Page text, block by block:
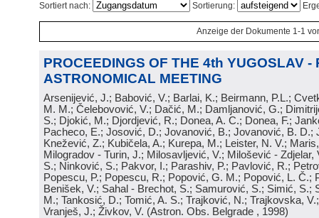
Sortiert nach: Sortierung:
Anzeige der Dokumente 1-1
PROCEEDINGS OF THE 4th YUGOSLAV -
ASTRONOMICAL MEETING
Arsenijević, J.; Babović, V.; Barlai, K.; Beirmann, P.L.;
M. M.; Čelebovović, V.; Dačić, M.; Damljanović, G.;
S.; Djokić, M.; Djordjević, R.; Donea, A. C.; Donea, F.;
Pacheco, E.; Josović, D.; Jovanović, B.; Jovanović, B. D.;
Knežević, Z.; Kubičela, A.; Kurepa, M.; Leister, N. V.;
Milogradov - Turin, J.; Milosavljević, V.; Milošević - Zdjelar,
S.; Ninković, S.; Pakvor, I.; Parashiv, P.; Pavlović, R.;
Popescu, P.; Popescu, R.; Popović, G. M.; Popović, L. Č.;
Benišek, V.; Sahal - Brechot, S.; Samurović, S.; Simić, S.;
M.; Tankosić, D.; Tomić, A. S.; Trajković, N.; Trajkovska,
Vranješ, J.; Živkov, V. (Astron. Obs. Belgrade , 1998)